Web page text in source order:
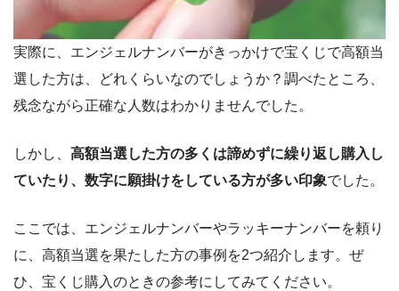
実際に、エンジェルナンバーがきっかけで宝くじで高額当
選した方は、どれくらいなのでしょうか？調べたところ、
残念ながら正確な人数はわかりませんでした。
しかし、 高額当選した方の多くは諦めずに繰り返し購入し
ていたり、数字に願掛けをしている方が多い印象でした。
ここでは、エンジェルナンバーやラッキーナンバーを頼り
に、高額当選を果たした方の事例を2つ紹介します。ぜ
ひ、宝くじ購入のときの参考にしてみてください。